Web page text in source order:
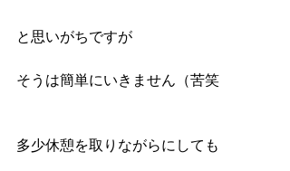
と思いがちですが
そうは簡単にいきません（苦笑
多少休憩を取りながらにしても